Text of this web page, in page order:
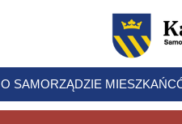
O SAMORZĄDZIE